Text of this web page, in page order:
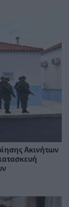
Ακινήτων